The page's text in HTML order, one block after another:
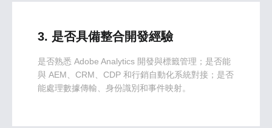
3. 是否具備整合開發經驗
是否熟悉 Adobe Analytics 開發與標籤管理；是否能
與 AEM、CRM、CDP 和行銷自動化系統對接；是否
能處理數據傳輸、身份識別和事件映射。